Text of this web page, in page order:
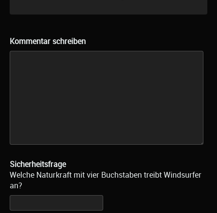
Kommentar schreiben
Sicherheitsfrage
Welche Naturkraft mit vier Buchstaben treibt Windsurfer
an?